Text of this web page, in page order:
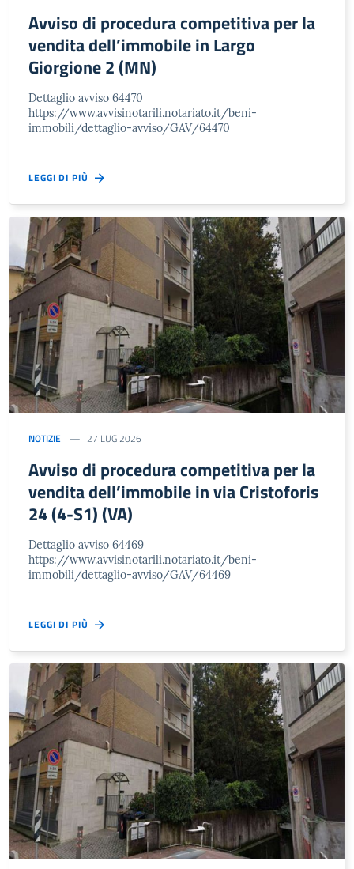
Avviso di procedura competitiva per la
vendita dell’immobile in Largo
Giorgione 2 (MN)
Dettaglio avviso 64470
https://www.avvisinotarili.notariato.it/beni-
immobili/dettaglio-avviso/GAV/64470
LEGGI DI PIÙ
NOTIZIE 27 LUG 2026
Avviso di procedura competitiva per la
vendita dell’immobile in via Cristoforis
24 (4-S1) (VA)
Dettaglio avviso 64469
https://www.avvisinotarili.notariato.it/beni-
immobili/dettaglio-avviso/GAV/64469
LEGGI DI PIÙ